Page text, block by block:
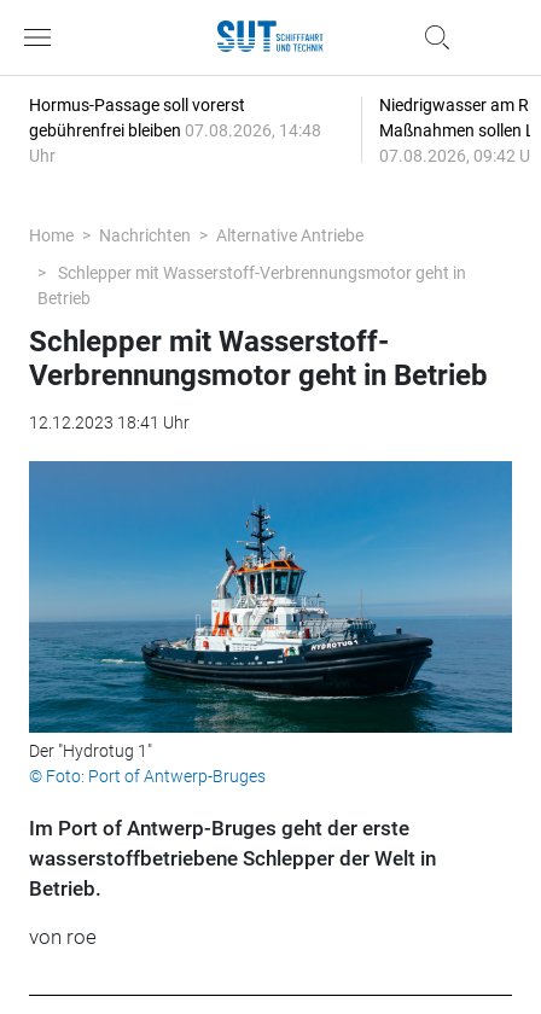
Hormus-Passage soll vorerst
gebührenfrei bleiben 07.08.2026, 14:48
Uhr
Niedrigwasser am
Maßnahmen sollen
07.08.2026, 09:42
Home Nachrichten
Alternative Antriebe
Schlepper mit Wasserstoff-Verbrennungsmotor geht in
Betrieb
Schlepper mit Wasserstoff-
Verbrennungsmotor geht in Betrieb
12.12.2023 18:41 Uhr
Der "Hydrotug 1"
© Foto: Port of Antwerp-Bruges
Im Port of Antwerp-Bruges geht der erste
wasserstoffbetriebene Schlepper der Welt in
Betrieb.
von roe